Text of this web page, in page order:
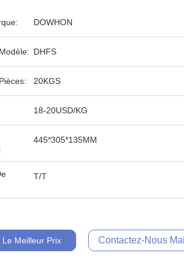
DOWHON
DHFS
20KGS
18-20USD/KG
445*305*135MM
T/T
Le Meilleur Prix Contactez-Nous